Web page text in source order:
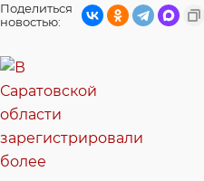
Поделиться
новостью: